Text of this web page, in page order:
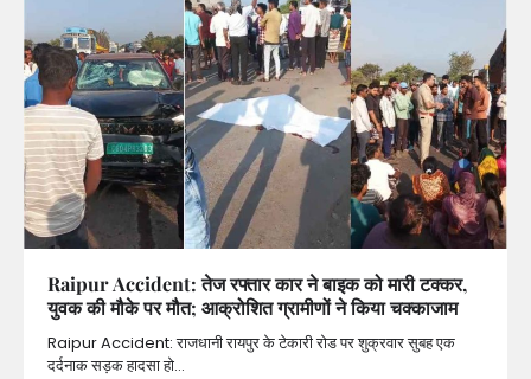
Raipur Accident: तेज रफ्तार कार ने बाइक को मारी टक्कर,
युवक की मौके पर मौत; आक्रोशित ग्रामीणों ने किया चक्काजाम
Raipur Accident: राजधानी रायपुर के टेकारी रोड पर शुक्रवार सुबह एक
दर्दनाक सड़क हादसा हो…